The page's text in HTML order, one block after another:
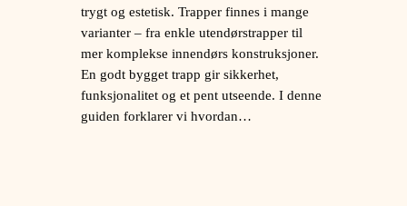
trygt og estetisk. Trapper finnes i mange
varianter – fra enkle utendørstrapper til
mer komplekse innendørs konstruksjoner.
En godt bygget trapp gir sikkerhet,
funksjonalitet og et pent utseende. I denne
guiden forklarer vi hvordan…